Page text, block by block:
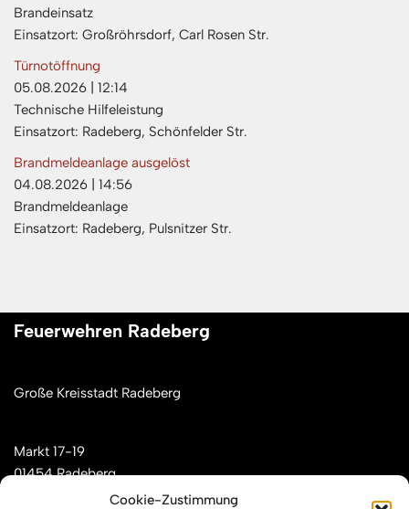
Cookie-Zustimmung
Brandeinsatz
Einsatzort: Großröhrsdorf, Carl Rosen Str.
Türnotöffnung
05.08.2026
12:14
Technische Hilfeleistung
Einsatzort: Radeberg, Schönfelder Str.
Brandmeldeanlage ausgelöst
04.08.2026
14:56
Brandmeldeanlage
Einsatzort: Radeberg, Pulsnitzer Str.
Feuerwehren Radeberg
Große Kreisstadt Radeberg
Markt 17-19
01454 Radeberg